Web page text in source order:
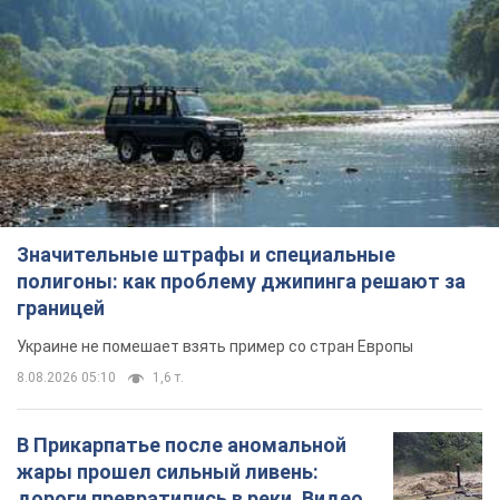
Значительные штрафы и специальные
полигоны: как проблему джипинга решают за
границей
Украине не помешает взять пример со стран Европы
8.08.2026 05:10 1,6 т.
В Прикарпатье после аномальной
жары прошел сильный ливень: